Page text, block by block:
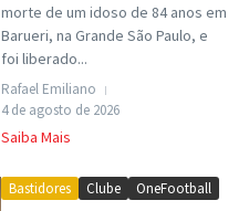
morte de um idoso de 84 anos em
Barueri, na Grande São Paulo, e
foi liberado...
Rafael Emiliano
4 de agosto de 2026
Saiba Mais
Bastidores Clube OneFootball